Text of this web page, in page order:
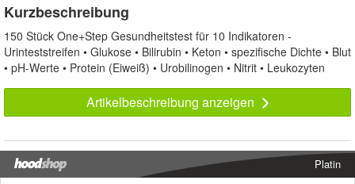
Kurzbeschreibung
150 Stück One+Step Gesundheitstest für 10 Indikatoren -
Urinteststreifen • Glukose • Bilirubin • Keton • spezifische Dichte • Blut
• pH-Werte • Protein (Eiweiß) • Urobilinogen • Nitrit • Leukozyten
Artikelbeschreibung anzeigen
Platin